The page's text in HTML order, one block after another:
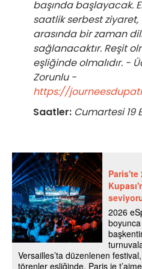
başında başlayacak.
saatlik serbest ziyaret,
arasında bir zaman
sağlanacaktır. Reşit
eşliğinde olmalıdır. -
Zorunlu -
https://
Saatler: Cumartesi 19